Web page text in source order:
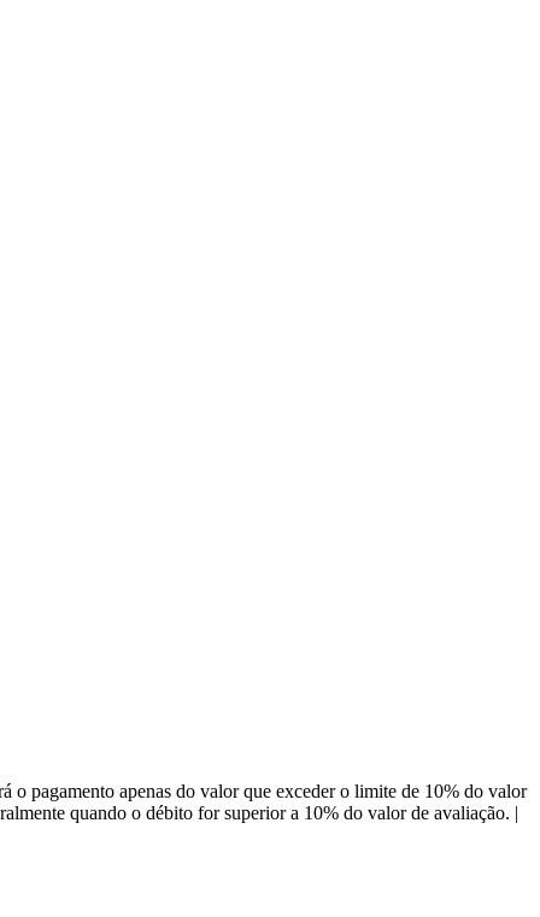
pagamento apenas do valor que exceder o limite de 10% do valor
quando o débito for superior a 10% do valor de avaliação. |